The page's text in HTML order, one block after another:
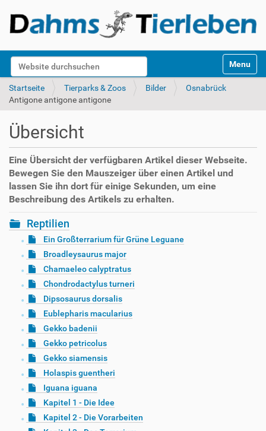
Website durchsuchen
k
Toggle
Startseite Tierparks & Zoos Bilder
Osnabrück
Antigone antigone antigone
Übersicht
Eine Übersicht der verfügbaren Artikel dieser Webseite.
Bewegen Sie den Mauszeiger über einen Artikel und
lassen Sie ihn dort für einige Sekunden, um eine
Beschreibung des Artikels zu erhalten.
Reptilien
Ein Großterrarium für Grüne Leguane
Broadleysaurus major
Chamaeleo calyptratus
Chondrodactylus turneri
Dipsosaurus dorsalis
Eublepharis macularius
Gekko badenii
Gekko petricolus
Gekko siamensis
Holaspis guentheri
Iguana iguana
Kapitel 1 - Die Idee
Kapitel 2 - Die Vorarbeiten